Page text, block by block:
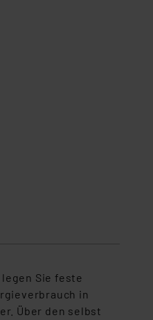
Sie feste
in
Über den selbst